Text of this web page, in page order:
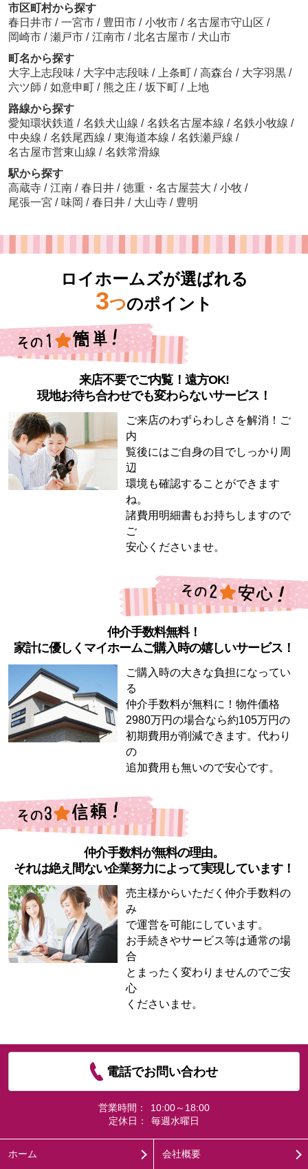
市区町村から探す
春日井市 / 一宮市 / 豊田市 / 小牧市 / 名古屋市守山区 /
岡崎市 / 瀬戸市 / 江南市 / 北名古屋市 / 犬山市
町名から探す
大字上志段味 / 大字中志段味 / 上条町 / 高森台 / 大字羽黒 /
六ツ師 / 如意申町 / 熊之庄 / 坂下町 / 上地
路線から探す
愛知環状鉄道 / 名鉄犬山線 / 名鉄名古屋本線 / 名鉄小牧線 /
中央線 / 名鉄尾西線 / 東海道本線 / 名鉄瀬戸線 /
名古屋市営東山線 / 名鉄常滑線
駅から探す
高蔵寺 / 江南 / 春日井 / 徳重・名古屋芸大 / 小牧 /
尾張一宮 / 味岡 / 春日井 / 大山寺 / 豊明
ロイホームズが選ばれる
3つのポイント
来店不要でご内覧！遠方OK!
現地お待ち合わせでも変わらないサービス！
ご来店のわずらわしさを解消！ご
内
覧後にはご自身の目でしっかり周
辺
環境も確認することができます
ね。
諸費用明細書もお持ちしますので
ご
安心くださいませ。
仲介手数料無料！
家計に優しくマイホームご購入時の嬉しいサービス！
ご購入時の大きな負担になってい
る
仲介手数料が無料に！物件価格
2980万円の場合なら約105万円の
初期費用が削減できます。代わり
の
追加費用も無いので安心です。
仲介手数料が無料の理由。
それは絶え間ない企業努力によって実現しています！
売主様からいただく仲介手数料の
み
で運営を可能にしています。
お手続きやサービス等は通常の場
合
とまったく変わりませんのでご安
心
くださいませ。
電話でお問い合わせ
営業時間：
10:00～18:00
定休日：
毎週水曜日
ホーム 会社概要